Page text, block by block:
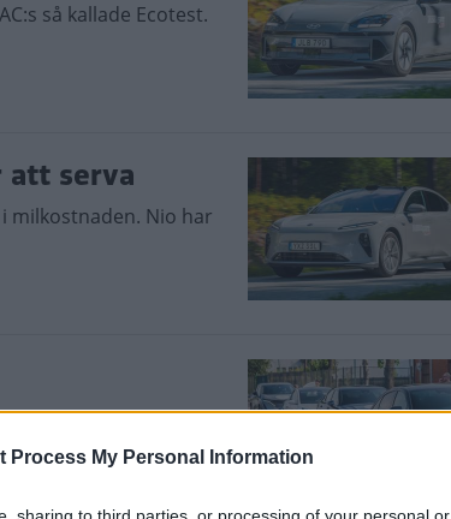
Process My Personal Information
så kallade Ecotest.
att serva
milkostnaden. Nio har
att fylla batteriet i